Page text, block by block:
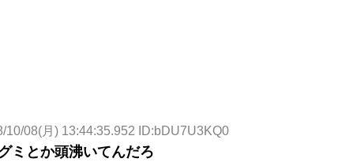
10/08(月) 13:44:35.952 ID:bDU7U3KQ0
ミとか頭沸いてんだろ